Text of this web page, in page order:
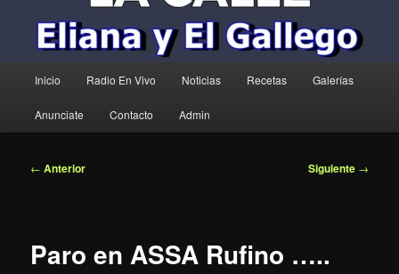
principal
Inicio Radio En Vivo Noticias Recetas Galerías
Anunciate Contacto Admin
Navegación
← Anterior Siguiente →
Paro en ASSA Rufino …..